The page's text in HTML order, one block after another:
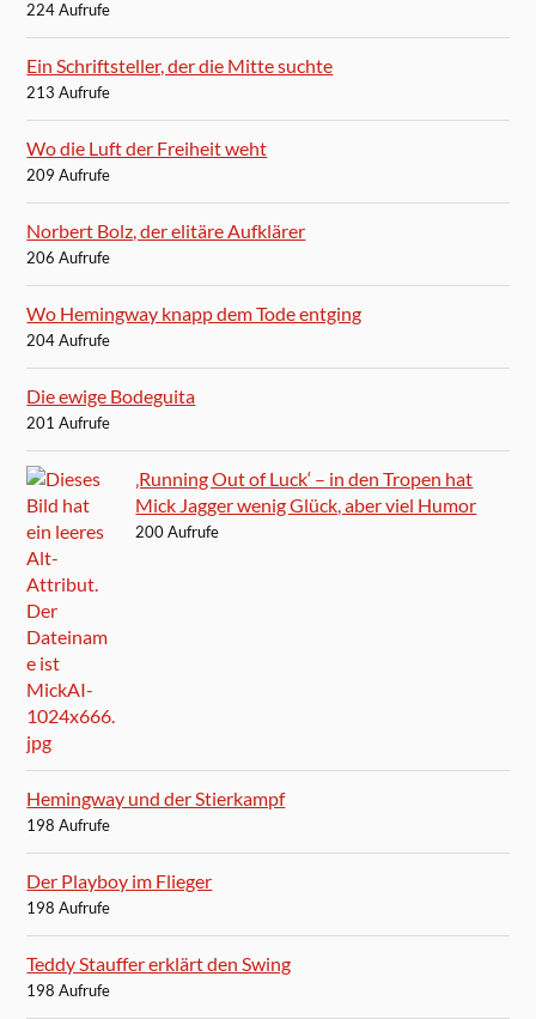
224 Aufrufe
Ein Schriftsteller, der die Mitte suchte
213 Aufrufe
Wo die Luft der Freiheit weht
209 Aufrufe
Norbert Bolz, der elitäre Aufklärer
206 Aufrufe
Wo Hemingway knapp dem Tode entging
204 Aufrufe
Die ewige Bodeguita
201 Aufrufe
‚Running Out of Luck‘ – in den Tropen hat
Mick Jagger wenig Glück, aber viel Humor
200 Aufrufe
Hemingway und der Stierkampf
198 Aufrufe
Der Playboy im Flieger
198 Aufrufe
Teddy Stauffer erklärt den Swing
198 Aufrufe